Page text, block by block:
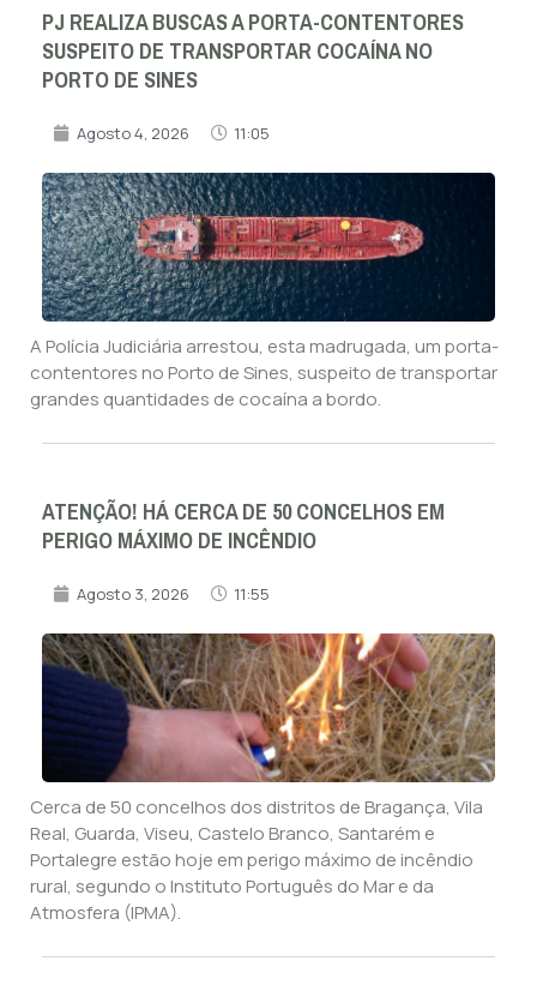
PJ REALIZA BUSCAS A PORTA-CONTENTORES
SUSPEITO DE TRANSPORTAR COCAÍNA NO
PORTO DE SINES
Agosto 4, 2026 11:05
A Polícia Judiciária arrestou, esta madrugada, um porta-
contentores no Porto de Sines, suspeito de transportar
grandes quantidades de cocaína a bordo.
ATENÇÃO! HÁ CERCA DE 50 CONCELHOS EM
PERIGO MÁXIMO DE INCÊNDIO
Agosto 3, 2026 11:55
Cerca de 50 concelhos dos distritos de Bragança, Vila
Real, Guarda, Viseu, Castelo Branco, Santarém e
Portalegre estão hoje em perigo máximo de incêndio
rural, segundo o Instituto Português do Mar e da
Atmosfera (IPMA).